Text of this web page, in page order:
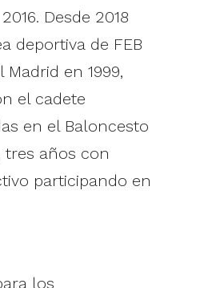
Desde 2018
deportiva de FEB
en 1999,
el cadete
en el Baloncesto
tres años con
participando en
los